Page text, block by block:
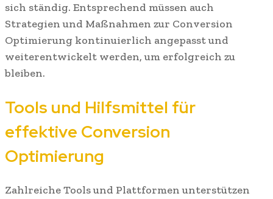
sich ständig. Entsprechend müssen auch
Strategien und Maßnahmen zur Conversion
Optimierung kontinuierlich angepasst und
weiterentwickelt werden, um erfolgreich zu
bleiben.
Tools und Hilfsmittel für
effektive Conversion
Optimierung
Zahlreiche Tools und Plattformen unterstützen